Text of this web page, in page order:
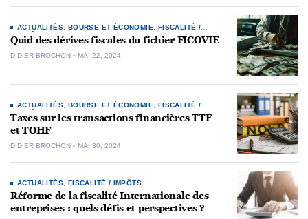
ACTUALITÉS BOURSE ET ÉCONOMIE
FISCALITÉ /
IMPÔTS
Quid des dérives fiscales du fichier FICOVIE
DIDIER BROCHON MAI 22, 2024
ACTUALITÉS BOURSE ET ÉCONOMIE
FISCALITÉ /
Taxes sur les transactions financières TTF
et TOHF
DIDIER BROCHON MAI 30, 2024
ACTUALITÉS FISCALITÉ / IMPÔTS
Réforme de la fiscalité Internationale des
entreprises : quels défis et perspectives ?